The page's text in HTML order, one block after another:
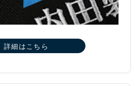
詳細はこちら